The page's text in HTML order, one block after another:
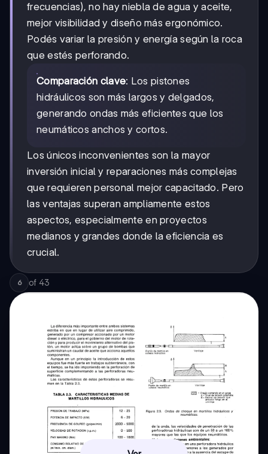
frecuencias), no hay niebla de agua y aceite,
mejor visibilidad y diseño más ergonómico.
Podés variar la presión y energía según la roca
que estés perforando.
Comparación clave: Los pistones
hidráulicos son más largos y delgados,
generando ondas más eficientes que los
neumáticos anchos y cortos.
Los únicos inconvenientes son la mayor
inversión inicial y reparaciones más complejas
que requieren personal mejor capacitado. Pero
las ventajas superan ampliamente estos
aspectos, especialmente en proyectos
medianos y grandes donde la eficiencia es
crucial.
6 of 43